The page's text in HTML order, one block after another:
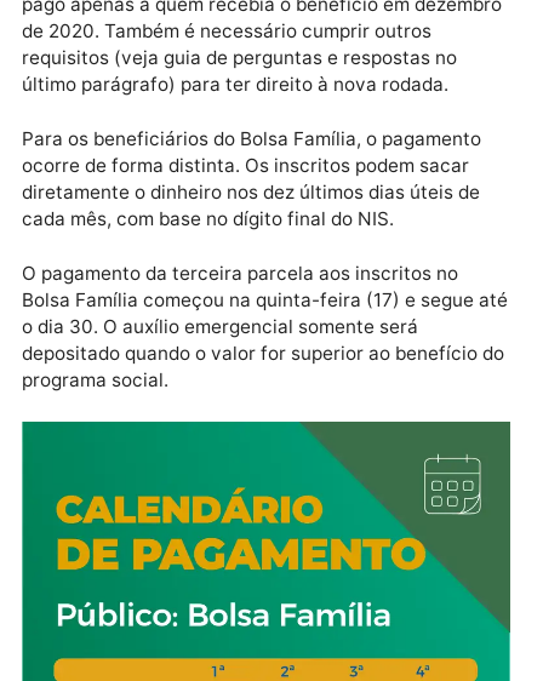
Ao todo 45,6 milhões de brasileiros serão
pela nova rodada do auxílio emergencial. O auxílio
de 2020. Também é necessário cumprir outros
requisitos (veja guia de perguntas e respostas no
último parágrafo) para ter direito à nova rodada.
Para os beneficiários do Bolsa Família, o pagamento
ocorre de forma distinta. Os inscritos podem sacar
diretamente o dinheiro nos dez últimos dias úteis de
cada mês, com base no dígito final do NIS.
O pagamento da terceira parcela aos inscritos no
Bolsa Família começou na quinta-feira (17) e segue
o dia 30. O auxílio emergencial somente será
depositado quando o valor for superior ao benefício
programa social.